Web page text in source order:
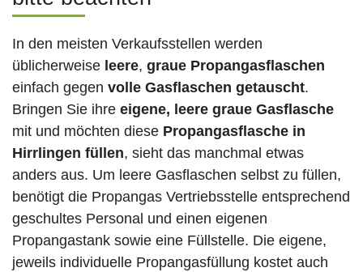
In den meisten Verkaufsstellen werden
üblicherweise leere, graue Propangasflaschen
einfach gegen volle Gasflaschen getauscht.
Bringen Sie ihre eigene, leere graue Gasflasche
mit und möchten diese Propangasflasche in
Hirrlingen füllen, sieht das manchmal etwas
anders aus. Um leere Gasflaschen selbst zu füllen,
benötigt die Propangas Vertriebsstelle entsprechend
geschultes Personal und einen eigenen
Propangastank sowie eine Füllstelle. Die eigene,
jeweils individuelle Propangasfüllung kostet auch